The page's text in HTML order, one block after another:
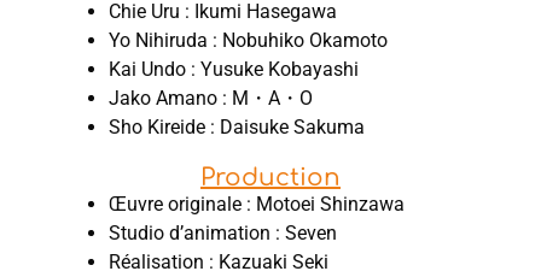
Chie Uru : Ikumi Hasegawa
Yo Nihiruda : Nobuhiko Okamoto
Kai Undo : Yusuke Kobayashi
Jako Amano : M・A・O
Sho Kireide : Daisuke Sakuma
Production
Œuvre originale : Motoei Shinzawa
Studio d’animation : Seven
Réalisation : Kazuaki Seki